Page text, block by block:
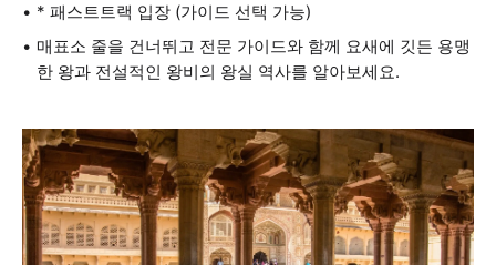
* 패스트트랙 입장 (가이드 선택 가능)
매표소 줄을 건너뛰고 전문 가이드와 함께 요새에 깃든 용맹
한 왕과 전설적인 왕비의 왕실 역사를 알아보세요.